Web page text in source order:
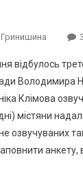
відбулось
Володимира
Клімова
містяни